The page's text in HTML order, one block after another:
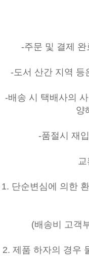
-주문 및 결제
-도서 산간 지역 등
-배송 시 택배사의
양
-품절시 재
교
1. 단순변심에 의한
(배송비 고객
2. 제품 하자의 경우